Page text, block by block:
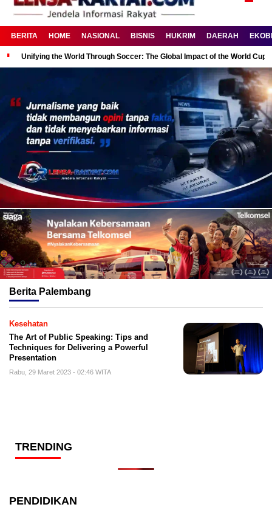
BERITA HOME NASIONAL BISNIS HUKRIM DAERAH
Unifying the World Through Soccer: The Global Impact of the World Cup
Berita Palembang
Kesehatan
The Art of Public Speaking: Tips and
Techniques for Delivering a Powerful
Presentation
Rabu, 29 Maret 2023 - 02:46 WITA
TRENDING
PENDIDIKAN